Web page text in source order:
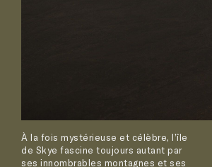
À la fois mystérieuse et célèbre, l’île
de Skye fascine toujours autant par
ses innombrables montagnes et ses